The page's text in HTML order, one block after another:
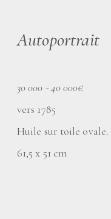
Autoportrait
30 000 - 40 000€
vers 1785
Huile sur toile ovale.
61,5 x 51 cm